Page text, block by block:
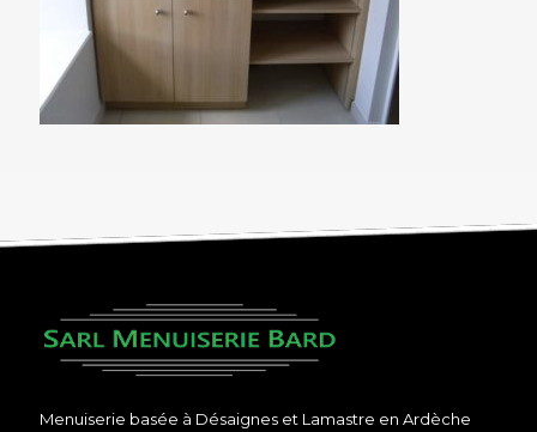
Menuiserie basée à Désaignes et Lamastre en Ardèche